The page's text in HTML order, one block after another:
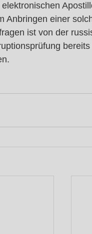
Anbringen einer
ist von der